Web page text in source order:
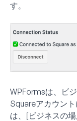
す。
WPFormsは、ビ
Squareアカウン
は、[ビジネスの